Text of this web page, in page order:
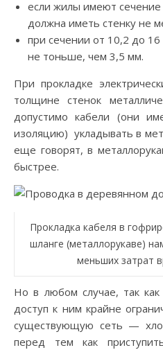
если жилы имеют
должна иметь стенку не
при сечении от 10,2 до
не тоньше, чем 3,5 мм.
При прокладке
толщине стенок
допустимо кабели (они
изоляцию) укладывать в
еще говорят, в
быстрее.
Прокладка кабеля в
шланге (металлорукаве)
меньших затрат
Но в любом случае, так
доступ к ним крайне
существующую сеть —
перед тем как